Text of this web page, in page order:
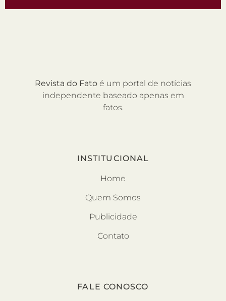
Revista do Fato é um portal de notícias
independente baseado apenas em
fatos.
INSTITUCIONAL
Home
Quem Somos
Publicidade
Contato
FALE CONOSCO